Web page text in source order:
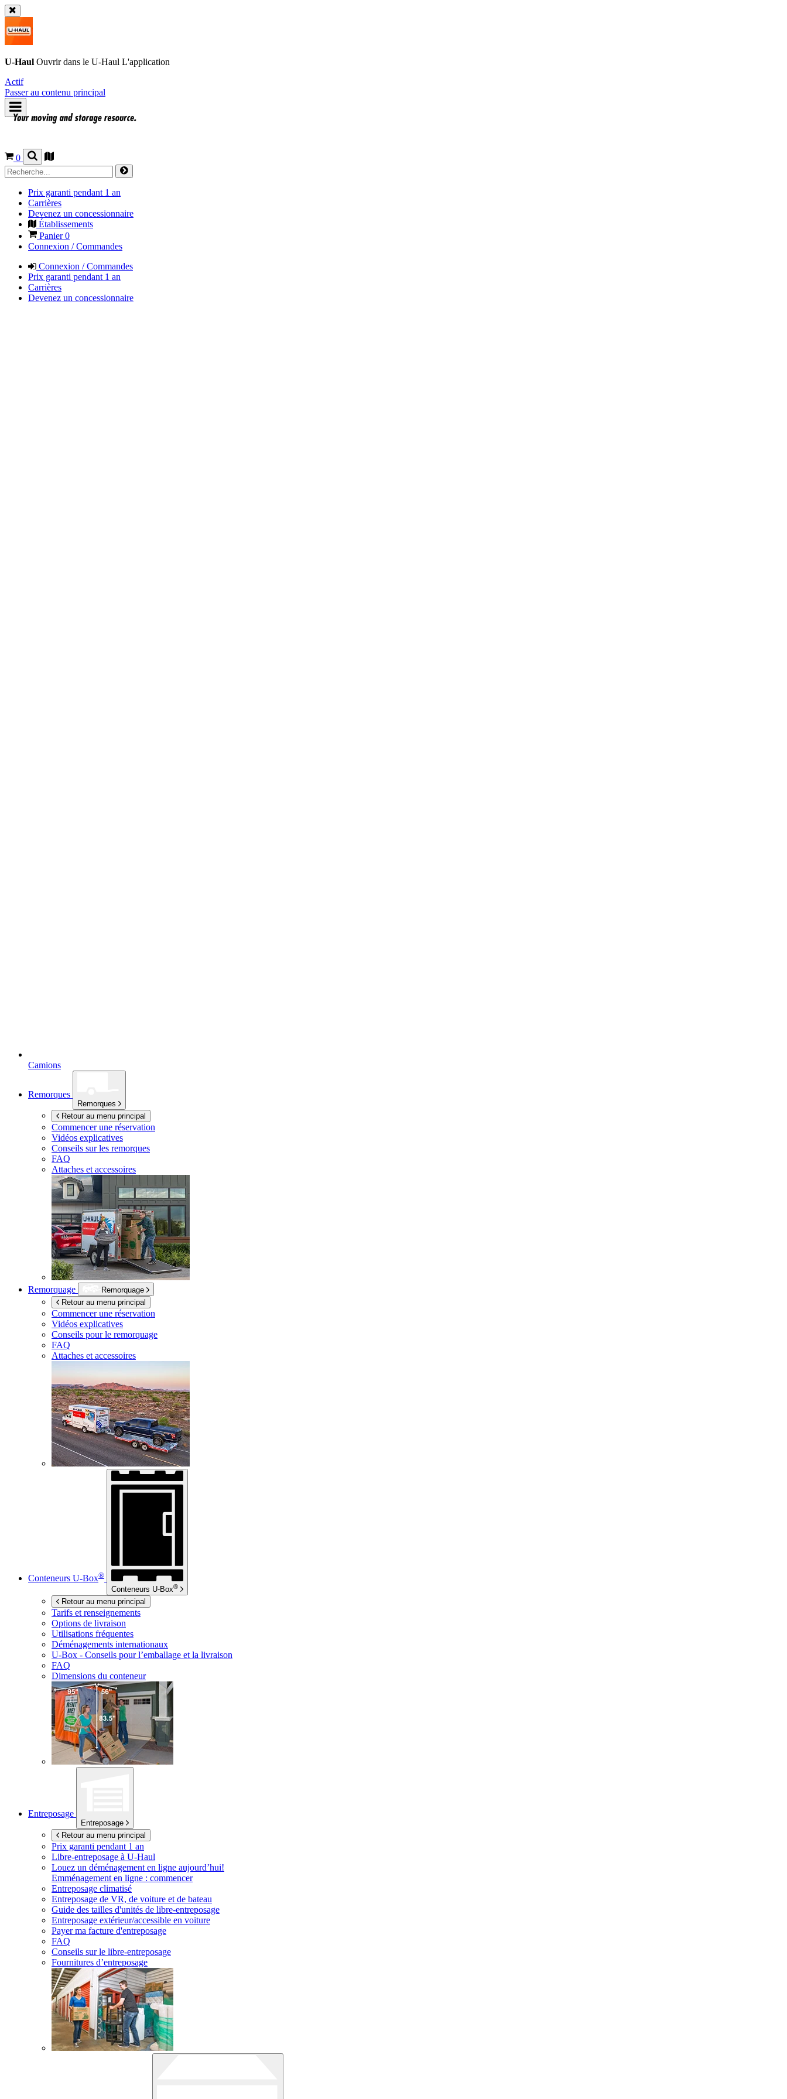
U-Haul Ouvrir dans le U-Haul L'application
Actif
Passer au contenu principal
0
Prix garanti pendant 1 an
Carrières
Devenez un concessionnaire
Établissements
Panier0
Connexion / Commandes
Connexion / Commandes
Prix garanti pendant 1 an
Carrières
Devenez un concessionnaire
Camions
Remorques
Remorques
Retour au menu principal
Commencer une réservation
Vidéos explicatives
Conseils sur les remorques
FAQ
Attaches et accessoires
Remorquage
Remorquage
Retour au menu principal
Commencer une réservation
Vidéos explicatives
Conseils pour le remorquage
FAQ
Attaches et accessoires
Conteneurs U-Box®
Conteneurs U-Box®
Retour au menu principal
Tarifs et renseignements
Options de livraison
Utilisations fréquentes
Déménagements internationaux
U-Box - Conseils pour l’emballage et la livraison
FAQ
Dimensions du conteneur
Entreposage
Entreposage
Retour au menu principal
Prix garanti pendant 1 an
Libre-entreposage à U-Haul
Louez un déménagement en ligne aujourd’hui!
Emménagement en ligne : commencer
Entreposage climatisé
Entreposage de VR, de voiture et de bateau
Guide des tailles d'unités de libre-entreposage
Entreposage extérieur/accessible en voiture
Payer ma facture d'entreposage
FAQ
Conseils sur le libre-entreposage
Fournitures d’entreposage